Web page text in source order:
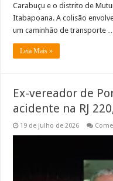
Carabuçu e o distrito de
Itabapoana. A colisão
um caminhão de transporte …
Leia Mais »
Ex-vereador de
acidente na RJ
19 de julho de 2026